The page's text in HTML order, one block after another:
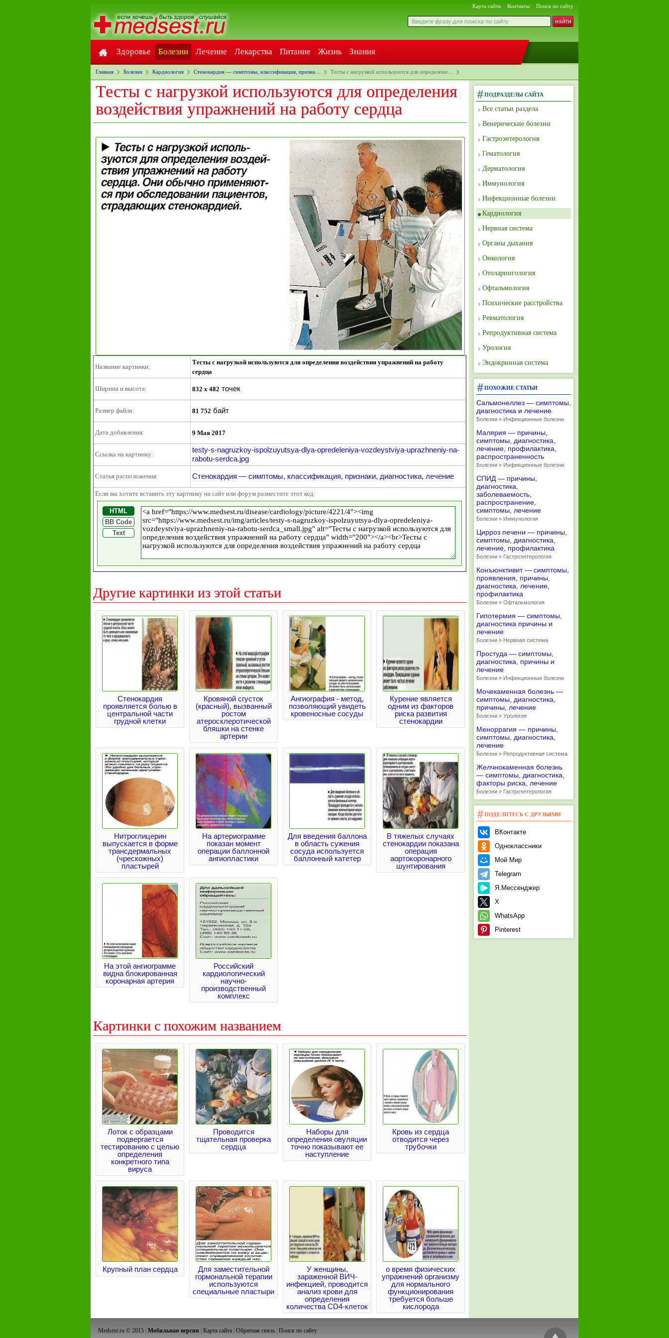
Карта сайта Контакты Поиск по сайту
Здоровье Болезни Лечение Лекарства Питание Жизнь Знания
Главная Болезни Кардиология Стенокардия — симптомы, классификация, призна… Тесты с нагрузкой используются для определени…
Тесты с нагрузкой используются для определения
воздействия упражнений на работу сердца
Название картинки:
Тесты с нагрузкой используются для определения воздействия упражнений на работу
сердца
Ширина и высота: 832 x 482 точек
Размер файла: 81 752 байт
Дата добавления: 9 Мая 2017
Ссылка на картинку:
testy-s-nagruzkoy-ispolzuyutsya-dlya-opredeleniya-vozdeystviya-uprazhneniy-na-
rabotu-serdca.jpg
Статья расположения: Стенокардия — симптомы, классификация, признаки, диагностика, лечение
Если вы хотите вставить эту картинку на сайт или форум разместите этот код:
HTML
BB Code
Text
Другие картинки из этой статьи
Стенокардия
проявляется болью в
центральной части
грудной клетки
Кровяной сгусток
(красный), вызванный
ростом
атеросклеротической
бляшки на стенке
артерии
Ангиография - метод,
позволяющий увидеть
кровеносные сосуды
Курение является
одним из факторов
риска развития
стенокардии
Нитроглицерин
выпускается в форме
трансдермальных
(чрескожных)
пластырей
На артериограмме
показан момент
операции баллонной
ангиопластики
Для введения баллона
в область сужения
сосуда используется
баллонный катетер
В тяжелых случаях
стенокардии показана
операция
аортокоронарного
шунтирования
На этой ангиограмме
видна блокированная
коронарная артерия
Российский
кардиологический
научно-
производственный
комплекс
Картинки с похожим названием
Лоток с образцами
подвергается
тестированию с целью
определения
конкретного типа
вируса
Проводится
тщательная проверка
сердца
Наборы для
определения овуляции
точно показывают ее
наступление
Кровь из сердца
отводится через
трубочки
Крупный план сердца
Для заместительной
гормональной терапии
используются
специальные пластыри
У женщины,
зараженной ВИЧ-
инфекцией, проводится
анализ крови для
определения
количества CD4-клеток
о время физических
упражнений организму
для нормального
функционирования
требуется больше
кислорода
ПОДРАЗДЕЛЫ САЙТА
Все статьи раздела
Венерические болезни
Гастроэнтерология
Гематология
Дерматология
Иммунология
Инфекционные болезни
Кардиология
Нервная система
Органы дыхания
Онкология
Отоларингология
Офтальмология
Психические расстройства
Ревматология
Репродуктивная система
Урология
Эндокринная система
ПОХОЖИЕ СТАТЬИ
Сальмонеллез — симптомы,
диагностика и лечение
Болезни » Инфекционные болезни
Малярия — причины,
симптомы, диагностика,
лечение, профилактика,
распространенность
Болезни » Инфекционные болезни
СПИД — причины,
диагностика,
заболеваемость,
распространение,
симптомы, лечение
Болезни » Иммунология
Цирроз печени — причины,
симптомы, диагностика,
лечение, профилактика
Болезни » Гастроэнтерология
Конъюнктивит — симптомы,
проявления, причины,
диагностика, лечение,
профилактика
Болезни » Офтальмология
Гипотермия — симптомы,
диагностика причины и
лечение
Болезни » Нервная система
Простуда — симптомы,
диагностика, причины и
лечение
Болезни » Инфекционные болезни
Мочекаменная болезнь —
симптомы, диагностика,
причины, лечение
Болезни » Урология
Меноррагия — причины,
симптомы, диагностика,
лечение
Болезни » Репродуктивная система
Желчнокаменная болезнь
— симптомы, диагностика,
факторы риска, лечение
Болезни » Гастроэнтерология
ПОДЕЛИТЕСЬ С ДРУЗЬЯМИ
ВКонтакте
Одноклассники
Мой Мир
Telegram
Я.Мессенджер
X
WhatsApp
Pinterest
Medsest.ru © 2015 Мобильная версия Карта сайта Обратная связь Поиск по сайту